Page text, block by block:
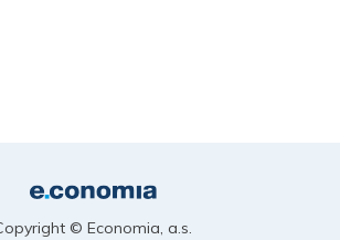
© Economia, a.s.